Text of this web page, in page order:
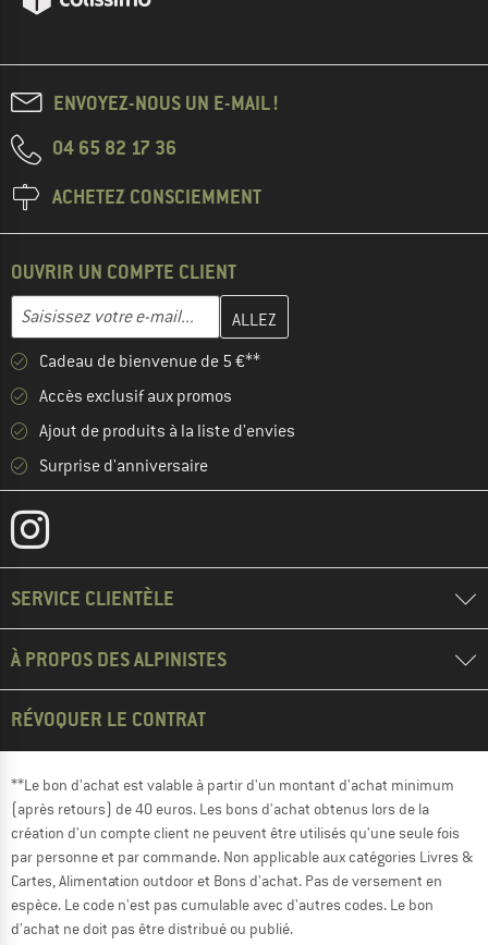
ENVOYEZ-NOUS UN E-MAIL !
04 65 82 17 36
ACHETEZ CONSCIEMMENT
OUVRIR UN COMPTE CLIENT
Adresse e-mail
Entrez votre adresse e-mail ici et créez votre compte client à la
Cadeau de bienvenue de 5 €**
Accès exclusif aux promos
Ajout de produits à la liste d'envies
Surprise d'anniversaire
SERVICE CLIENTÈLE
À PROPOS DES ALPINISTES
RÉVOQUER LE CONTRAT
**Le bon d'achat est valable à partir d'un montant d'achat minimum
(après retours) de 40 euros. Les bons d'achat obtenus lors de la
création d'un compte client ne peuvent être utilisés qu'une seule fois
par personne et par commande. Non applicable aux catégories Livres &
Cartes, Alimentation outdoor et Bons d'achat. Pas de versement en
espèce. Le code n'est pas cumulable avec d'autres codes. Le bon
d'achat ne doit pas être distribué ou publié.